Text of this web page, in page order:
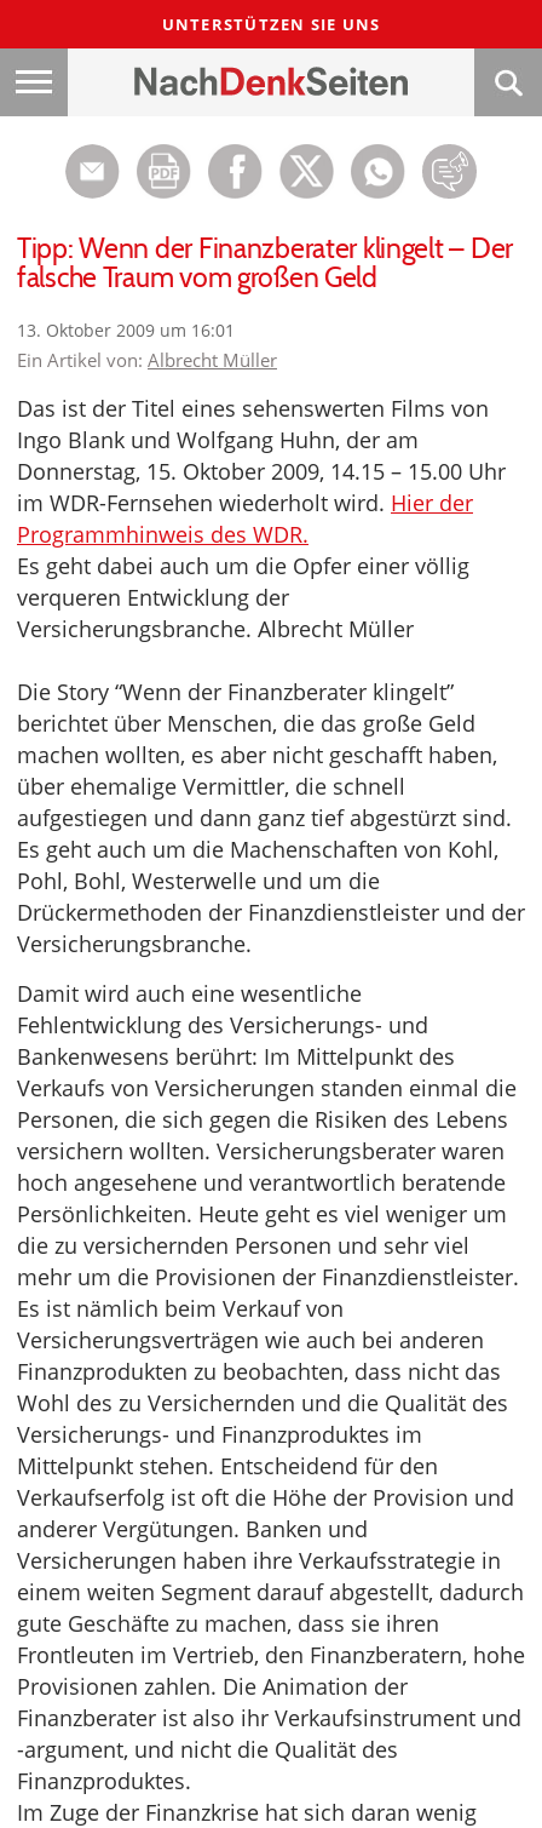
UNTERSTÜTZEN SIE UNS
Tipp: Wenn der Finanzberater klingelt – Der
falsche Traum vom großen Geld
13. Oktober 2009 um 16:01
Ein Artikel von: Albrecht Müller
Das ist der Titel eines sehenswerten Films von
Ingo Blank und Wolfgang Huhn, der am
Donnerstag, 15. Oktober 2009, 14.15 – 15.00 Uhr
im WDR-Fernsehen wiederholt wird. Hier der
Programmhinweis des WDR.
Es geht dabei auch um die Opfer einer völlig
verqueren Entwicklung der
Versicherungsbranche. Albrecht Müller
Die Story “Wenn der Finanzberater klingelt”
berichtet über Menschen, die das große Geld
machen wollten, es aber nicht geschafft haben,
über ehemalige Vermittler, die schnell
aufgestiegen und dann ganz tief abgestürzt sind.
Es geht auch um die Machenschaften von Kohl,
Pohl, Bohl, Westerwelle und um die
Drückermethoden der Finanzdienstleister und der
Versicherungsbranche.
Damit wird auch eine wesentliche
Fehlentwicklung des Versicherungs- und
Bankenwesens berührt: Im Mittelpunkt des
Verkaufs von Versicherungen standen einmal die
Personen, die sich gegen die Risiken des Lebens
versichern wollten. Versicherungsberater waren
hoch angesehene und verantwortlich beratende
Persönlichkeiten. Heute geht es viel weniger um
die zu versichernden Personen und sehr viel
mehr um die Provisionen der Finanzdienstleister.
Es ist nämlich beim Verkauf von
Versicherungsverträgen wie auch bei anderen
Finanzprodukten zu beobachten, dass nicht das
Wohl des zu Versichernden und die Qualität des
Versicherungs- und Finanzproduktes im
Mittelpunkt stehen. Entscheidend für den
Verkaufserfolg ist oft die Höhe der Provision und
anderer Vergütungen. Banken und
Versicherungen haben ihre Verkaufsstrategie in
einem weiten Segment darauf abgestellt, dadurch
gute Geschäfte zu machen, dass sie ihren
Frontleuten im Vertrieb, den Finanzberatern, hohe
Provisionen zahlen. Die Animation der
Finanzberater ist also ihr Verkaufsinstrument und
-argument, und nicht die Qualität des
Finanzproduktes.
Im Zuge der Finanzkrise hat sich daran wenig